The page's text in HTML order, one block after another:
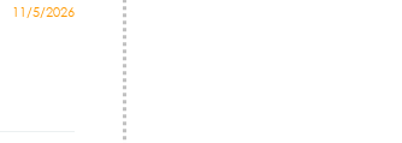
11/5/2026